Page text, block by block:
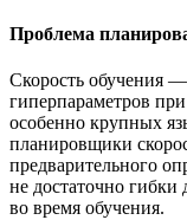
Проблема
Скорость обучения
гиперпараметров
особенно крупных
планировщики
предварительного
не достаточно
во время обучения.